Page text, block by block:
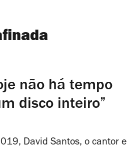
não há tempo
disco inteiro”
David Santos, o cantor e